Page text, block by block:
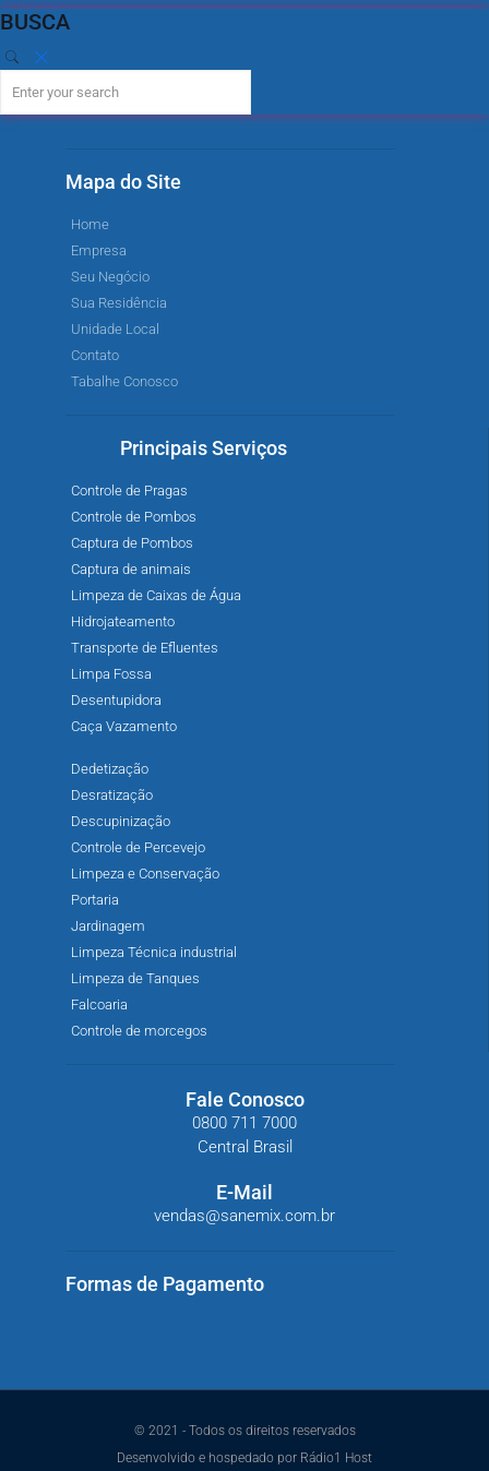
BUSCA
Mapa do Site
Home
Empresa
Seu Negócio
Sua Residência
Unidade Local
Contato
Tabalhe Conosco
Principais Serviços
Controle de Pragas
Controle de Pombos
Captura de Pombos
Captura de animais
Limpeza de Caixas de Água
Hidrojateamento
Transporte de Efluentes
Limpa Fossa
Desentupidora
Caça Vazamento
Dedetização
Desratização
Descupinização
Controle de Percevejo
Limpeza e Conservação
Portaria
Jardinagem
Limpeza Técnica industrial
Limpeza de Tanques
Falcoaria
Controle de morcegos
Fale Conosco
0800 711 7000
Central Brasil
E-Mail
vendas@sanemix.com.br
Formas de Pagamento
© 2021 - Todos os direitos reservados
Desenvolvido e hospedado por Rádio1 Host